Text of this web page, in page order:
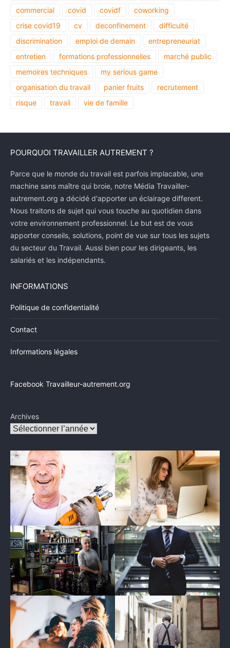
commercial
covid covidf
coworking
crise covid19
cv deconfinement
difficulté
discrimination
emploi de demain
entrepreneuriat
entretien
formations professionnelles
marché public
memoires techniques
my serious game
organisation du travail
panier fruits
recrutement
risque
travail vie de famille
POURQUOI TRAVAILLER AUTREMENT ?
Parce que le monde du travail est parfois implacable, une
machine sans maître qui broie, notre Média Travailler-
autrement.org a décidé d'apporter un éclairage different.
Nous traitons de sujet qui vous touche au quotidien dans
votre environnement professionnel. Le but est de vous
apporter conseils, solutions, point de vue sur tous les sujets
du secteur du Travail. Aussi bien pour les dirigeants, les
salariés et les indépendants.
INFORMATIONS
Politique de confidentialité
Contact
Informations légales
Facebook Travailleur-autrement.org
Archives